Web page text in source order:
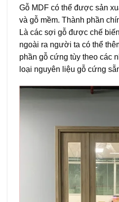
Gỗ MDF có thể được sản
và gỗ mềm. Thành phần
Là các sợi gỗ được chế
ngoài ra người ta có thể
phần gỗ cứng tùy theo các
loại nguyên liệu gỗ cứng